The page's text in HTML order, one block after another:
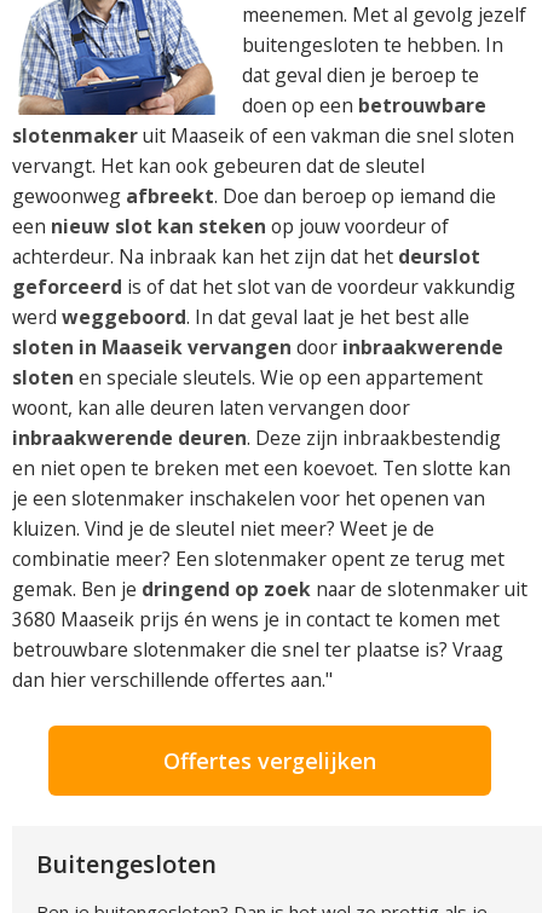
meenemen. Met al gevolg jezelf
buitengesloten te hebben. In
dat geval dien je beroep te
doen op een betrouwbare
slotenmakeruit Maaseik of een vakman die snel sloten
vervangt. Het kan ook gebeuren dat de sleutel
gewoonweg afbreekt. Doe dan beroep op iemand die
een nieuw slot kan steken op jouw voordeur of
achterdeur. Na inbraak kan het zijn dat het deurslot
geforceerd is of dat het slot van de voordeur vakkundig
werd weggeboord. In dat geval laat je het best alle
sloten in Maaseik vervangen door inbraakwerende
sloten en speciale sleutels. Wie op een appartement
woont, kan alle deuren laten vervangen door
inbraakwerende deuren. Deze zijn inbraakbestendig
en niet open te breken met een koevoet. Ten slotte kan
je een slotenmaker inschakelen voor het openen van
kluizen. Vind je de sleutel niet meer? Weet je de
combinatie meer? Een slotenmaker opent ze terug met
gemak. Ben je dringend op zoek naar de slotenmaker uit
3680 Maaseik prijs én wens je in contact te komen met
betrouwbare slotenmaker die snel ter plaatse is? Vraag
dan hier verschillende offertes aan."
Offertes vergelijken
Buitengesloten